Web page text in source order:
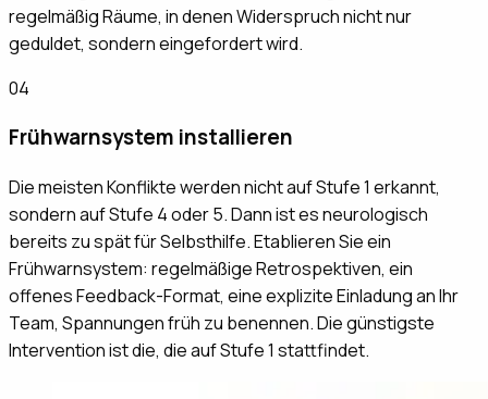
regelmäßig Räume, in denen Widerspruch nicht nur
geduldet, sondern eingefordert wird.
04
Frühwarnsystem installieren
Die meisten Konflikte werden nicht auf Stufe 1 erkannt,
sondern auf Stufe 4 oder 5. Dann ist es neurologisch
bereits zu spät für Selbsthilfe. Etablieren Sie ein
Frühwarnsystem: regelmäßige Retrospektiven, ein
offenes Feedback-Format, eine explizite Einladung an Ihr
Team, Spannungen früh zu benennen. Die günstigste
Intervention ist die, die auf Stufe 1 stattfindet.